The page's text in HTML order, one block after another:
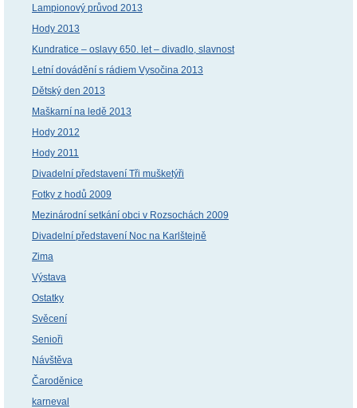
Lampionový průvod 2013
Hody 2013
Kundratice – oslavy 650. let – divadlo, slavnost
Letní dovádění s rádiem Vysočina 2013
Dětský den 2013
Maškarní na ledě 2013
Hody 2012
Hody 2011
Divadelní představení Tři mušketýři
Fotky z hodů 2009
Mezinárodní setkání obci v Rozsochách 2009
Divadelní představení Noc na Karlštejně
Zima
Výstava
Ostatky
Svěcení
Senioři
Návštěva
Čaroděnice
karneval